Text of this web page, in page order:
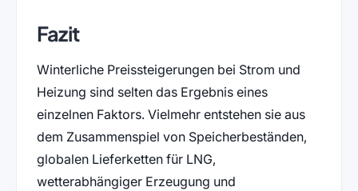
Fazit
Winterliche Preissteigerungen bei Strom und
Heizung sind selten das Ergebnis eines
einzelnen Faktors. Vielmehr entstehen sie aus
dem Zusammenspiel von Speicherbeständen,
globalen Lieferketten für LNG,
wetterabhängiger Erzeugung und